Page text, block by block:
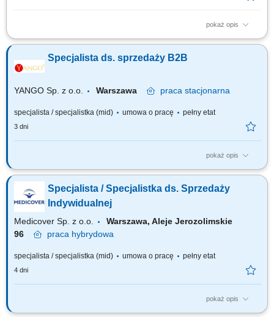
pokaż opis
Zakres obowiązków: Obsługa i rozwój relacji z klientami biznesowymi
handlowe) Aktywna współpraca z partnerami w całej Polsce; Realizacja
planów sprzedażowych; Spotkania i wizyty u klientów; Przygotowywanie
Specjalista ds. sprzedaży B2B
YANGO Sp. z o.o. Warszawa praca stacjonarna
specjalista / specjalistka (mid) umowa o pracę pełny etat
3 dni
pokaż opis
Zakres obowiązków: Aktywna sprzedaż telefoniczna (wychodząca) do
aptek zgodnie z obowiązującymi standardami firmy. Stałe monitorowanie
wyników sprzedaży, analizowanie odchyleń od przypisanych celów
sprzedażowych; Budowanie i utrzymywanie relacji z kierownikami aptek
oraz osobami...
Specjalista / Specjalistka ds. Sprzedaży
Indywidualnej
Medicover Sp. z o.o.
Warszawa, Aleje Jerozolimskie
96
praca hybrydowa
specjalista / specjalistka (mid) umowa o pracę pełny etat
4 dni
pokaż opis
Szukamy Ciebie, jeśli: jesteś na początku swojej drogi zawodowej lub